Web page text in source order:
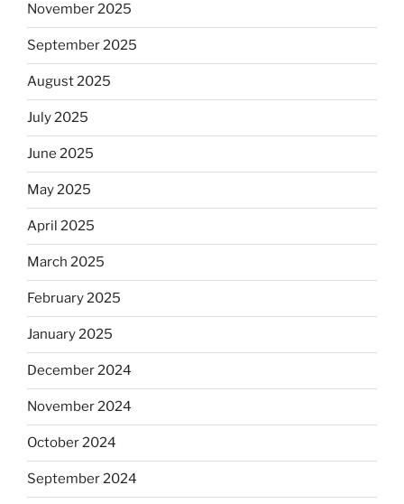
November 2025
September 2025
August 2025
July 2025
June 2025
May 2025
April 2025
March 2025
February 2025
January 2025
December 2024
November 2024
October 2024
September 2024